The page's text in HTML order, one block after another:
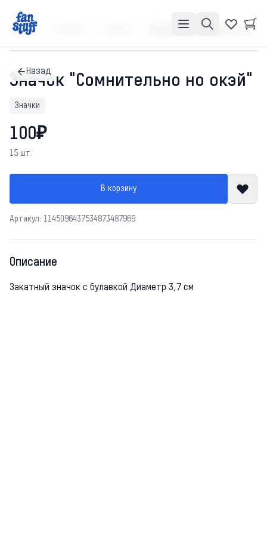
Главная Значок "Сомнительно но окэй"
Назад
Значок "Сомнительно но окэй"
Значки
100₽
15 шт.
В корзину
Артикул: 1145096437534873487969
Описание
Закатный значок с булавкой Диаметр 3,7 см